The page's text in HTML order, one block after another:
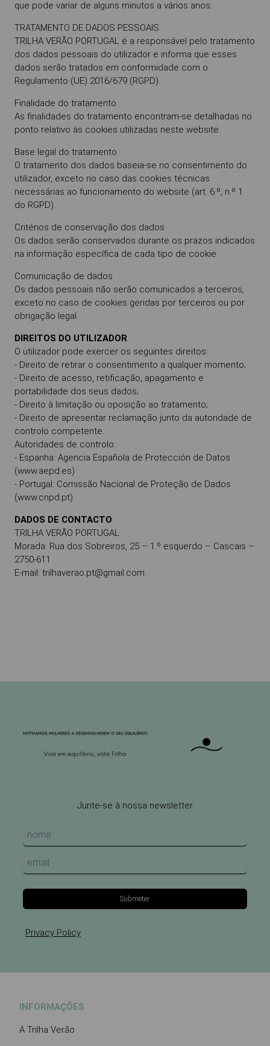
que pode variar de alguns minutos a vários anos.
TRATAMENTO DE DADOS PESSOAIS
TRILHA VERÃO PORTUGAL é a responsável pelo tratamento
dos dados pessoais do utilizador e informa que esses
dados serão tratados em conformidade com o
Regulamento (UE) 2016/679 (RGPD).
Finalidade do tratamento
As finalidades do tratamento encontram-se detalhadas no
ponto relativo às cookies utilizadas neste website.
Base legal do tratamento
O tratamento dos dados baseia-se no consentimento do
utilizador, exceto no caso das cookies técnicas
necessárias ao funcionamento do website (art. 6.º, n.º 1
do RGPD).
Critérios de conservação dos dados
Os dados serão conservados durante os prazos indicados
na informação específica de cada tipo de cookie.
Comunicação de dados
Os dados pessoais não serão comunicados a terceiros,
exceto no caso de cookies geridas por terceiros ou por
obrigação legal.
DIREITOS DO UTILIZADOR
O utilizador pode exercer os seguintes direitos:
- Direito de retirar o consentimento a qualquer momento;
- Direito de acesso, retificação, apagamento e
portabilidade dos seus dados;
- Direito à limitação ou oposição ao tratamento;
- Direito de apresentar reclamação junto da autoridade de
controlo competente.
Autoridades de controlo:
- Espanha: Agencia Española de Protección de Datos
(www.aepd.es)
- Portugal: Comissão Nacional de Proteção de Dados
(www.cnpd.pt)
DADOS DE CONTACTO
TRILHA VERÃO PORTUGAL
Morada: Rua dos Sobreiros, 25 – 1.º esquerdo – Cascais –
2750-611
E-mail: trilhaverao.pt@gmail.com
Junte-se à nossa newsletter
Submeter
Privacy Policy
INFORMAÇÕES
A Trilha Verão